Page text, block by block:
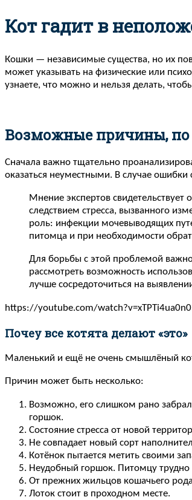
Кот гадит в
Кошки — независимые существа, но их
может указывать на физические или
узнаете, что можно и нельзя делать,
Возможные причины, по
Сначала важно тщательно
оказаться неуместными. В случае ошибки
Мнение экспертов
следствием стресса, вызванного
роль: инфекции мочевыводящих
питомца и при необходимости
Для борьбы с этой проблемой
рассмотреть возможность
лучше сосредоточиться на
https://youtube.com/watch?v=xTPTi4ua0n0
Почеу все котята делают «это»
Маленький и ещё не очень смышлёный
Причин может быть несколько:
Возможно, его слишком рано
горшок.
Состояние стресса от новой
Не совпадает новый сорт
Котёнок пытается метить своими
Неудобный горшок. Питомцу трудно
От прежних жильцов кошачьего
Лоток стоит в проходном месте.